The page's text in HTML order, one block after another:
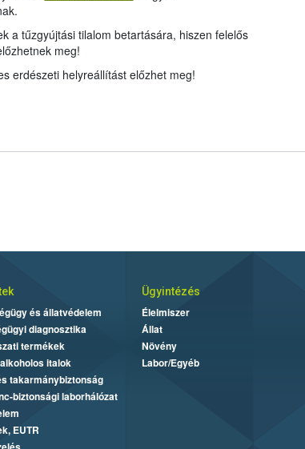
a tűzgyújtási tilalom betartására, hiszen felelős
meg!
erdészeti helyreállítást előzhet meg!
és állatvédelem
diagnosztika
termékek
italok
takarmánybiztonság
biztonsági laborhálózat
EUTR
Ügyintézés
Élelmiszer
Állat
Növény
Labor/Egyéb